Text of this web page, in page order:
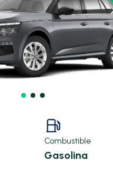
Combustible
Gasolina